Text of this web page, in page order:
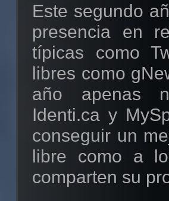
Este segundo
presencia en
típicas como
libres como
año apenas
Identi.ca y
conseguir un
libre como a
comparten su